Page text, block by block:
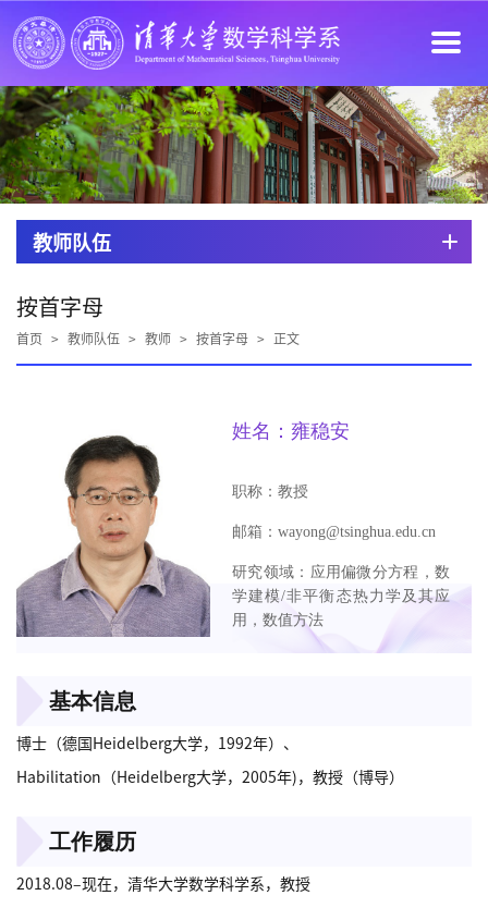
教师队伍
按首字母
首页 > 教师队伍 > 教师 > 按首字母 > 正文
姓名：雍稳安
职称：教授
邮箱：wayong@tsinghua.edu.cn
研究领域：应用偏微分方程，数
学建模/非平衡态热力学及其应
用，数值方法
基本信息
博士（德国Heidelberg大学，1992年）、
Habilitation（Heidelberg大学，2005年)，教授（博导）
工作履历
2018.08–现在，清华大学数学科学系，教授